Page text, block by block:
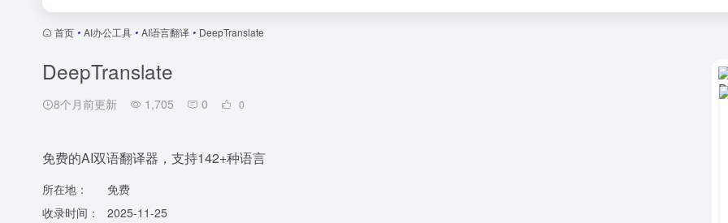
首页 • AI办公工具 • AI语言翻译 • DeepTranslate
DeepTranslate
8个月前更新 1,705 0 0
免费的AI双语翻译器，支持142+种语言
所在地：
免费
收录时间：
2025-11-25